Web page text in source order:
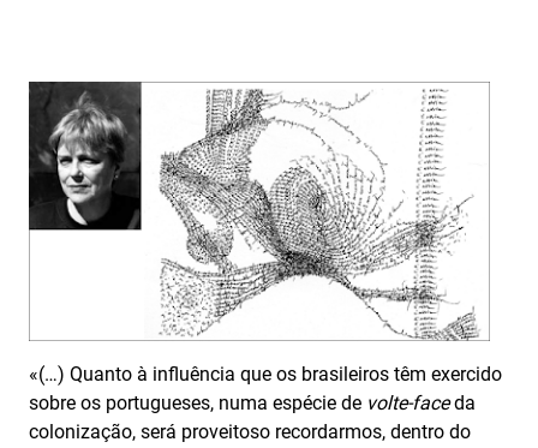
«(…) Quanto à influência que os brasileiros têm exercido
sobre os portugueses, numa espécie de volte-faceda
colonização, será proveitoso recordarmos, dentro do